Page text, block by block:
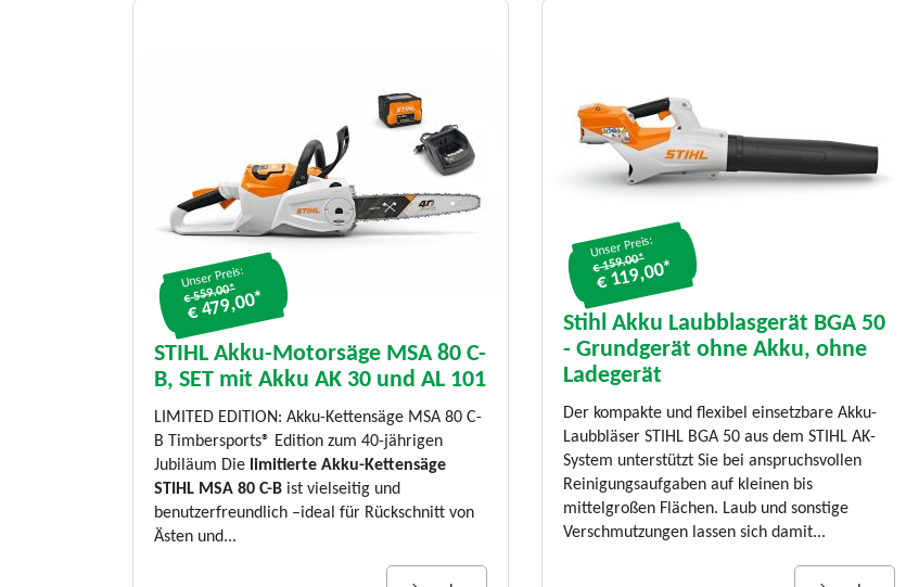
Unser Preis:
€ 559.00*
€ 479,00*
STIHL Akku-Motorsäge MSA 80 C-
B, SET mit Akku AK 30 und AL 101
LIMITED EDITION: Akku-Kettensäge MSA 80 C-
B Timbersports® Edition zum 40-jährigen
Jubiläum Die limitierte Akku-Kettensäge
STIHL MSA 80 C-B ist vielseitig und
benutzerfreundlich –ideal für Rückschnitt von
Ästen und...
Unser Preis:
€ 159.00*
€ 119,00*
Stihl Akku Laubblasgerät BGA 50
- Grundgerät ohne Akku, ohne
Ladegerät
Der kompakte und flexibel einsetzbare Akku-
Laubbläser STIHL BGA 50 aus dem STIHL AK-
System unterstützt Sie bei anspruchsvollen
Reinigungsaufgaben auf kleinen bis
mittelgroßen Flächen. Laub und sonstige
Verschmutzungen lassen sich damit...